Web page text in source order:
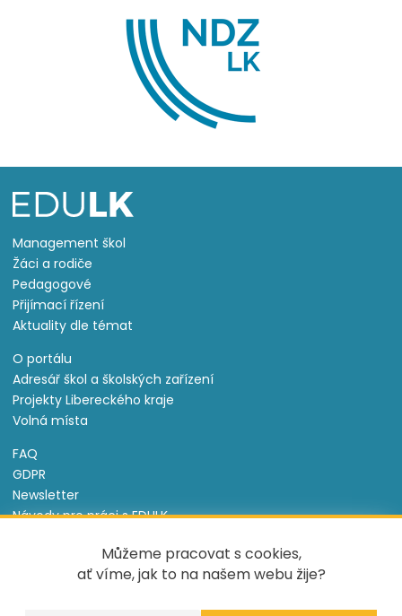
Můžeme pracovat s cookies,
ať víme, jak to na našem webu žije?
Management škol
Žáci a rodiče
Pedagogové
Přijímací řízení
Aktuality dle témat
O portálu
Adresář škol a školských zařízení
Projekty Libereckého kraje
Volná místa
FAQ
GDPR
Newsletter
Návody pro práci s EDULK
Nastavení cookies
Informace o souborech cookie